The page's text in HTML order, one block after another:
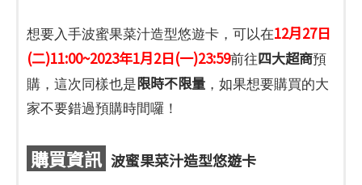
想要入手波蜜果菜汁造型悠遊卡，可以在12月27日
(二)11:00~2023年1月2日(一)23:59前往四大超商預
購，這次同樣也是限時不限量 ，如果想要購買的大
家不要錯過預購時間囉！
購買資訊 波蜜果菜汁造型悠遊卡